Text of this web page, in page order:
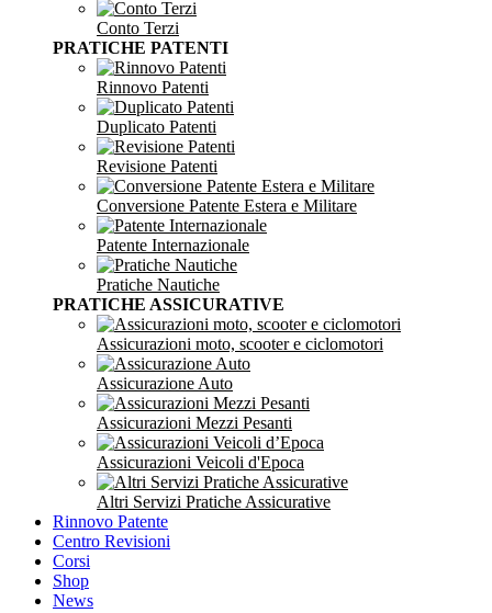
Conto Terzi
PRATICHE PATENTI
Rinnovo Patenti
Duplicato Patenti
Revisione Patenti
Conversione Patente Estera e Militare
Patente Internazionale
Pratiche Nautiche
PRATICHE ASSICURATIVE
Assicurazioni moto, scooter e ciclomotori
Assicurazione Auto
Assicurazioni Mezzi Pesanti
Assicurazioni Veicoli d'Epoca
Altri Servizi Pratiche Assicurative
Rinnovo Patente
Centro Revisioni
Corsi
Shop
News